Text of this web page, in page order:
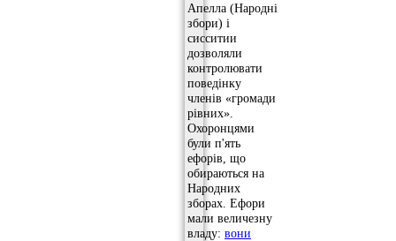
Апелла (Народні
збори) і
сисситии
дозволяли
контролювати
поведінку
членів «громади
рівних».
Охоронцями
були п'ять
ефорів, що
обираються на
Народних
зборах. Ефори
мали величезну
владу: вони